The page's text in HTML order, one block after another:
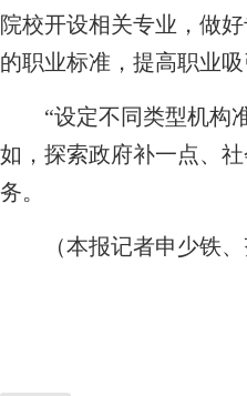
院校开设相关专业，做
的职业标准，提高职业吸
“设定不同类型机构准
如，探索政府补一点、
务。
（本报记者申少铁、